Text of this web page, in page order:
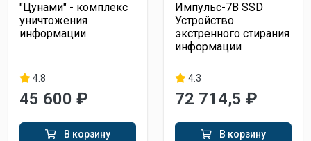
"Цунами" - комплекс
уничтожения
информации
4.8
45 600 ₽
В корзину
Импульс-7В SSD
Устройство
экстренного стирания
информации
4.3
72 714,5 ₽
В корзину